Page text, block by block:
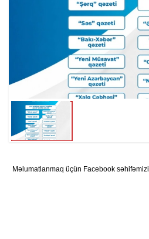
Məlumatlanmaq üçün Facebook səhifəmizi